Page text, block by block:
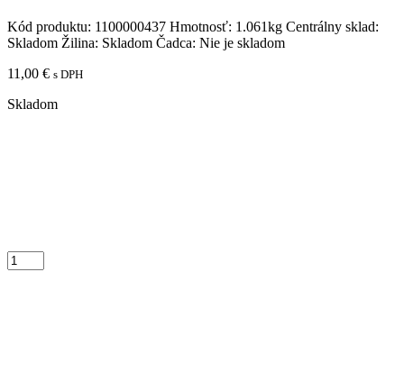
Kód produktu: 1100000437 Hmotnosť: 1.061kg Centrálny sklad:
Skladom Žilina: Skladom Čadca: Nie je skladom
11,00 € s DPH
Skladom